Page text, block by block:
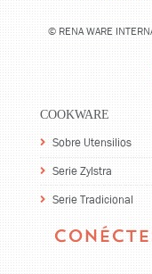
© RENA WARE
COOKWARE
Sobre Utensilios
Serie Zylstra
Serie Tradicional